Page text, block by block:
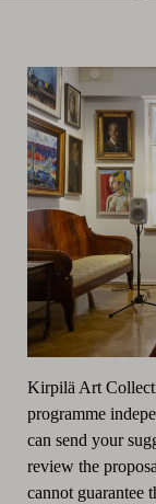
Kirpilä Art
programme
can send your
review the
cannot guarantee